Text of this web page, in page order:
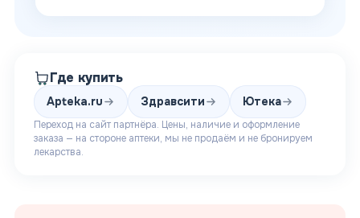
Где купить
Apteka.ru Здравсити Ютека
Переход на сайт партнёра. Цены, наличие и оформление
заказа — на стороне аптеки, мы не продаём и не бронируем
лекарства.